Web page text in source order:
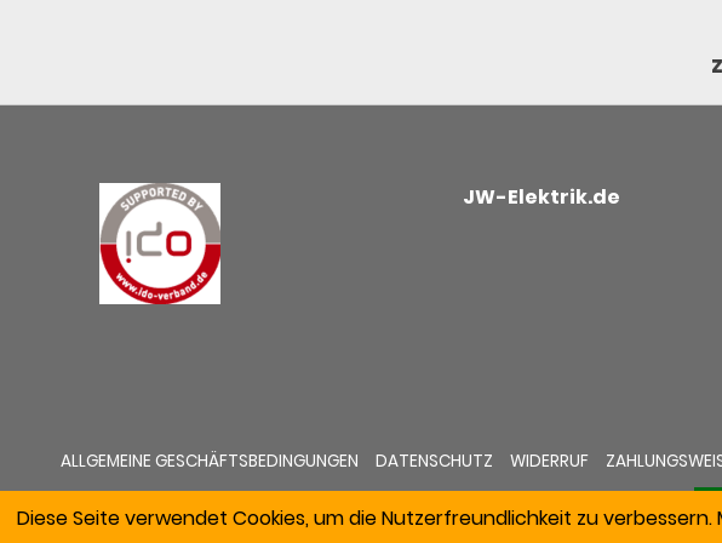
JW-Elektrik.de
ALLGEMEINE GESCHÄFTSBEDINGUNGEN DATENSCHUTZ WIDERRUF
Diese Seite verwendet Cookies, um die Nutzerfreundlichkeit zu